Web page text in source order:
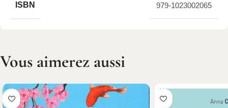
ISBN 979-1023002065
Vous aimerez aussi